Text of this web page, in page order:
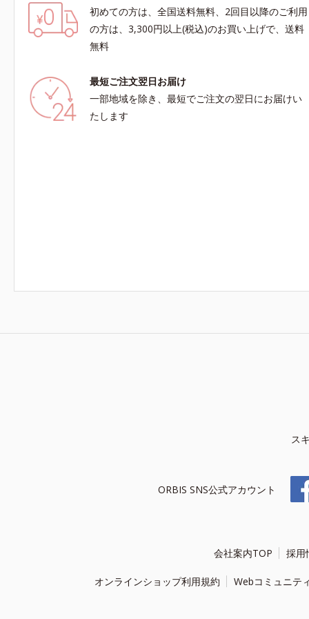
初めての方は、全国送料無料、2回目以降のご利用
の方は、3,300円以上(税込)のお買い上げで、送料
無料
最短ご注文翌日お届け
一部地域を除き、最短でご注文の翌日にお届けい
たします
ス
ORBIS SNS公式アカウント
会社案内TOP 採用
オンラインショップ利用規約 Webコミュニテ